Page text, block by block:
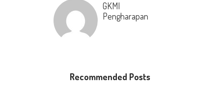
GKMI
Pengharapan
Recommended Posts